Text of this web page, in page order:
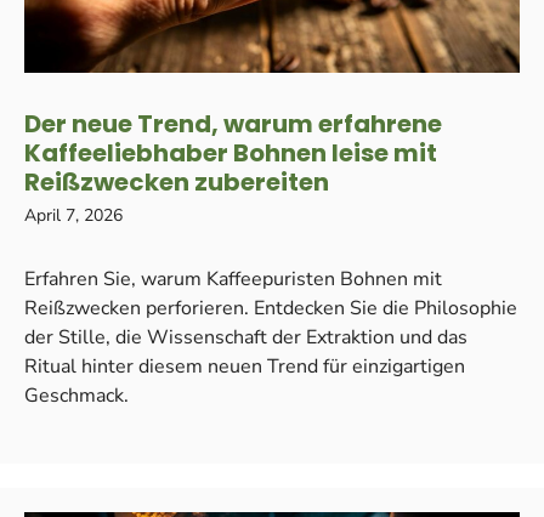
Der neue Trend, warum erfahrene
Kaffeeliebhaber Bohnen leise mit
Reißzwecken zubereiten
April 7, 2026
Erfahren Sie, warum Kaffeepuristen Bohnen mit
Reißzwecken perforieren. Entdecken Sie die Philosophie
der Stille, die Wissenschaft der Extraktion und das
Ritual hinter diesem neuen Trend für einzigartigen
Geschmack.